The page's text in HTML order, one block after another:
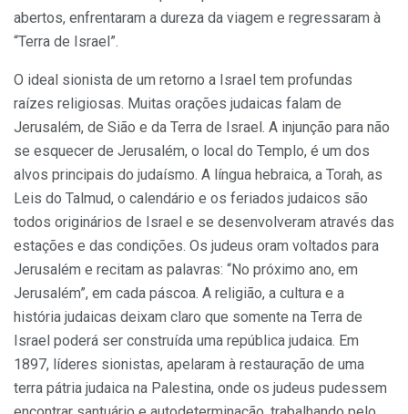
abertos, enfrentaram a dureza da viagem e regressaram à
“Terra de Israel”.
O ideal sionista de um retorno a Israel tem profundas
raízes religiosas. Muitas orações judaicas falam de
Jerusalém, de Sião e da Terra de Israel. A injunção para não
se esquecer de Jerusalém, o local do Templo, é um dos
alvos principais do judaísmo. A língua hebraica, a Torah, as
Leis do Talmud, o calendário e os feriados judaicos são
todos originários de Israel e se desenvolveram através das
estações e das condições. Os judeus oram voltados para
Jerusalém e recitam as palavras: “No próximo ano, em
Jerusalém”, em cada páscoa. A religião, a cultura e a
história judaicas deixam claro que somente na Terra de
Israel poderá ser construída uma república judaica. Em
1897, líderes sionistas, apelaram à restauração de uma
terra pátria judaica na Palestina, onde os judeus pudessem